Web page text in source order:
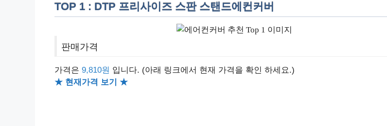
TOP 1 : DTP 프리사이즈 스판 스탠드에컨커버
판매가격
가격은 9,810원 입니다. (아래 링크에서 현재 가격을 확인 하세요.)
★ 현재가격 보기 ★